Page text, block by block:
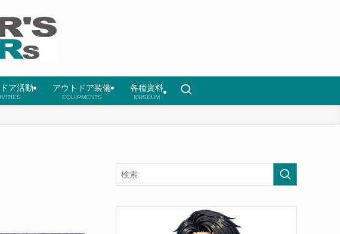
ア活動 アウトドア装備
EQUIPMENTS
各種資料
MUSEUM